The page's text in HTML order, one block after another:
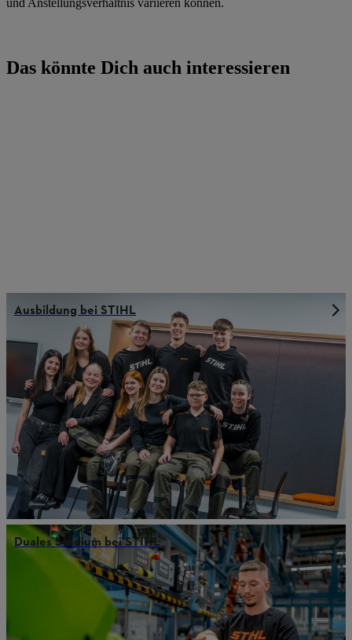
und Anstellungsverhältnis variieren können.
Das könnte Dich auch interessieren
Ausbildung bei STIHL
Duales Studium bei STIHL